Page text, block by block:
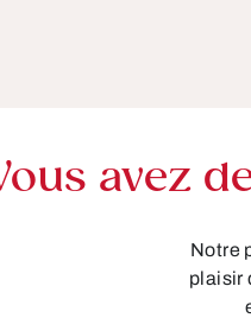
avez
Notre
plaisir